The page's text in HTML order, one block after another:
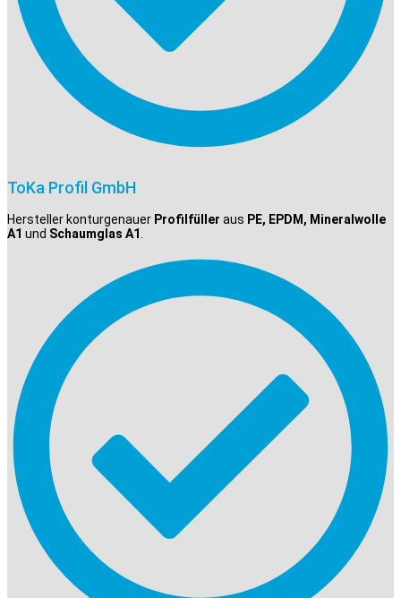
ToKa Profil GmbH
Hersteller konturgenauer Profilfüller aus PE, EPDM, Mineralwolle
A1 und Schaumglas A1.